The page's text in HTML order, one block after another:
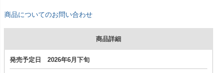
商品についてのお問い合わせ
商品詳細
発売予定日 2026年6月下旬